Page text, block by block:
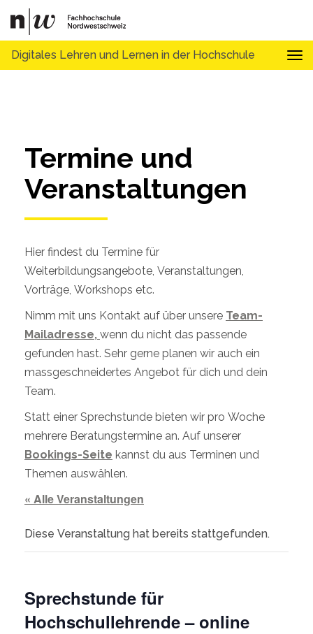
Digitales Lehren und Lernen in der Hochschule
Termine und
Veranstaltungen
Hier findest du Termine für
Weiterbildungsangebote, Veranstaltungen,
Vorträge, Workshops etc.
Nimm mit uns Kontakt auf über unsere Team-
Mailadresse, wenn du nicht das passende
gefunden hast. Sehr gerne planen wir auch ein
massgeschneidertes Angebot für dich und dein
Team.
Statt einer Sprechstunde bieten wir pro Woche
mehrere Beratungstermine an. Auf unserer
Bookings-Seite kannst du aus Terminen und
Themen auswählen.
« Alle Veranstaltungen
Diese Veranstaltung hat bereits stattgefunden.
Sprechstunde für
Hochschullehrende – online